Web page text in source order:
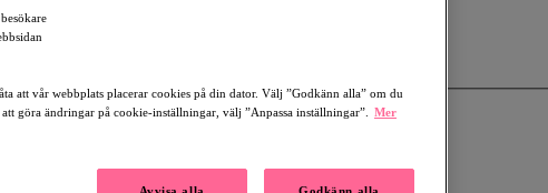
att vår webbplats placerar cookies på din dator. Välj ”Godkänn alla” om du
göra ändringar på cookie-inställningar, välj ”Anpassa inställningar”.
Mer